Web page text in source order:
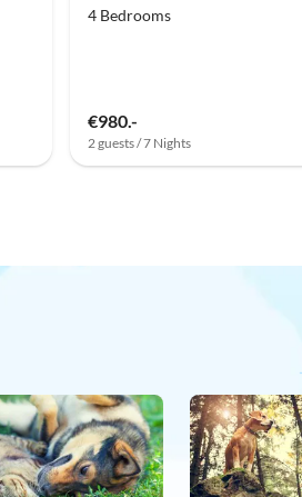
4 Bedrooms
€980.-
2 guests / 7 Nights